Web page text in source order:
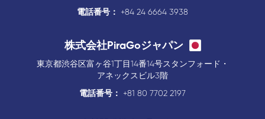
電話番号：
+84 24 6664 3938
株式会社PiraGoジャパン
東京都渋谷区富ヶ谷1丁目14番14号スタンフォード・
アネックスビル3階
電話番号：
+81 80 7702 2197